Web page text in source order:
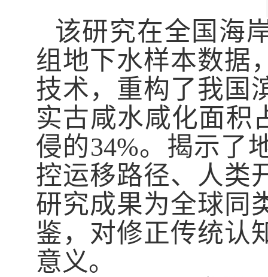
该研究在全国海
组地下水样本数据
技术，重构了我国
实古咸水咸化面积
侵的34%。揭示了
控运移路径、人类
研究成果为全球同
鉴，对修正传统认
意义。